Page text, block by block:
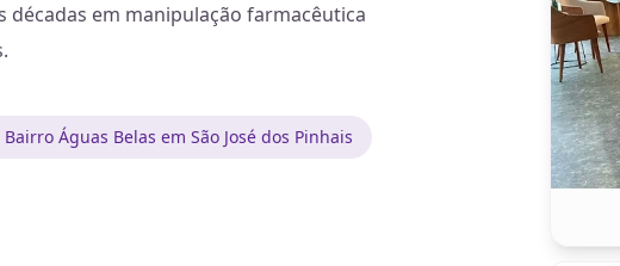
décadas em manipulação farmacêutica
Águas Belas em São José dos Pinhais